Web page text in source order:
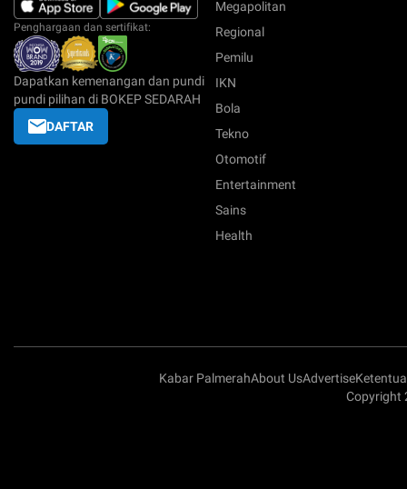
Penghargaan dan sertifikat:
Dapatkan kemenangan dan pundi
pundi pilihan di BOKEP SEDARAH
DAFTAR
Megapolitan
Regional
Pemilu
IKN
Bola
Tekno
Otomotif
Entertainment
Sains
Health
Kabar PalmerahAbout UsAdvertise
Copyright